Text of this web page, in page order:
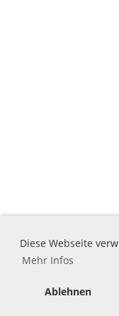
Diese Webseite
Mehr Infos
Ablehnen